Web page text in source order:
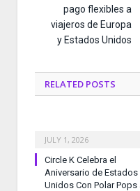
pago flexibles a
viajeros de Europa
y Estados Unidos
RELATED POSTS
JULY 1, 2026
Circle K Celebra el
Aniversario de Estados
Unidos Con Polar Pops